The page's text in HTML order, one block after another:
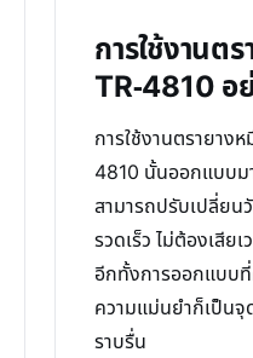
การใช้งานต
TR-4810 อ
การใช้งานตรายาง
4810 นั้นออกแบบม
สามารถปรับเปลี่ยน
รวดเร็ว ไม่ต้องเสีย
อีกทั้งการออกแบบที่
ความแม่นยำก็เป็นจุ
ราบรื่น